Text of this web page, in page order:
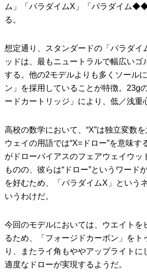
ム」「パラダイムX」「パラダイム
る。
想定通り、スタンダードの「パラダイ
ッドは、最もニュートラルで幅広いゴ
する。他の2モデルよりも多くソール
ン」を採用していることが特徴。23g
ードカートリッジ」により、低／浅重
高校の数学において、“X”は独立変数
ウェイの用語では“X=ドロー”を意味す
がドローバイアスのフェアウェイウッ
ものの、彼らは“ドロー”というワード
を好むため、「パラダイムX」という
いうわけだ。
今回のモデルにおいては、ウエイトを
るため、「フォージドカーボン」をト
り、またライ角もややアップライトに
適度なドローが実現するようだ。